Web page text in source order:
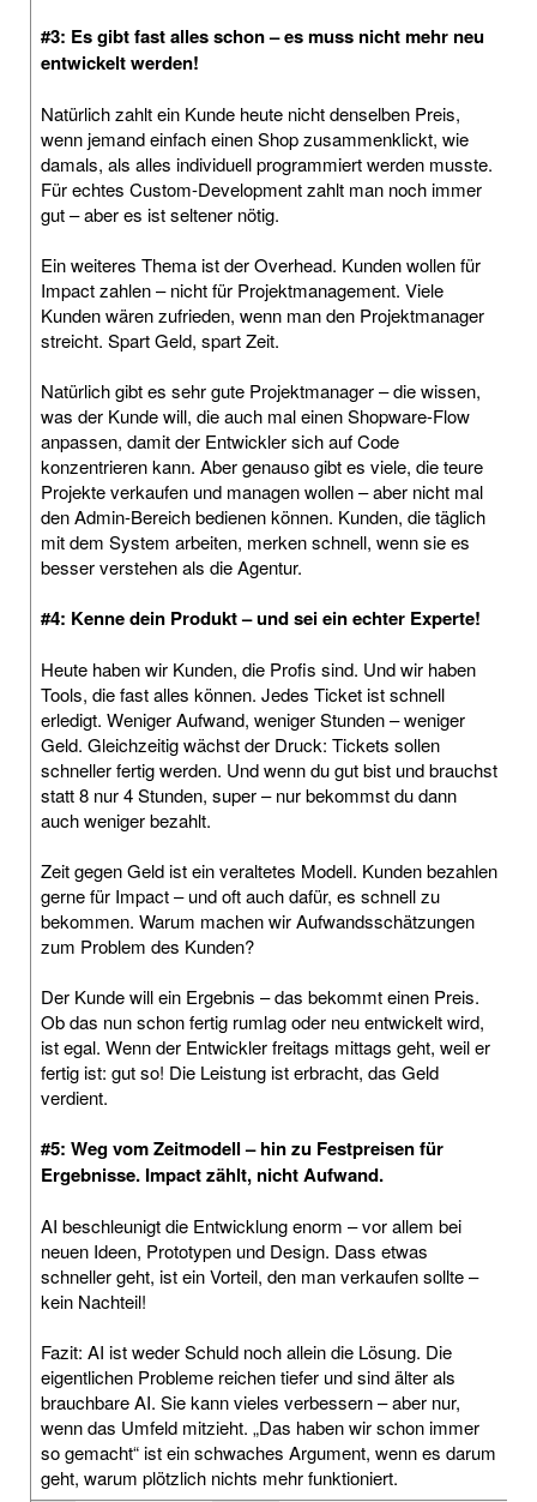
#3: Es gibt fast alles schon – es muss nicht mehr neu
entwickelt werden!
Natürlich zahlt ein Kunde heute nicht denselben Preis,
wenn jemand einfach einen Shop zusammenklickt, wie
damals, als alles individuell programmiert werden musste.
Für echtes Custom-Development zahlt man noch immer
gut – aber es ist seltener nötig.
Ein weiteres Thema ist der Overhead. Kunden wollen für
Impact zahlen – nicht für Projektmanagement. Viele
Kunden wären zufrieden, wenn man den Projektmanager
streicht. Spart Geld, spart Zeit.
Natürlich gibt es sehr gute Projektmanager – die wissen,
was der Kunde will, die auch mal einen Shopware-Flow
anpassen, damit der Entwickler sich auf Code
konzentrieren kann. Aber genauso gibt es viele, die teure
Projekte verkaufen und managen wollen – aber nicht mal
den Admin-Bereich bedienen können. Kunden, die täglich
mit dem System arbeiten, merken schnell, wenn sie es
besser verstehen als die Agentur.
#4: Kenne dein Produkt – und sei ein echter Experte!
Heute haben wir Kunden, die Profis sind. Und wir haben
Tools, die fast alles können. Jedes Ticket ist schnell
erledigt. Weniger Aufwand, weniger Stunden – weniger
Geld. Gleichzeitig wächst der Druck: Tickets sollen
schneller fertig werden. Und wenn du gut bist und brauchst
statt 8 nur 4 Stunden, super – nur bekommst du dann
auch weniger bezahlt.
Zeit gegen Geld ist ein veraltetes Modell. Kunden bezahlen
gerne für Impact – und oft auch dafür, es schnell zu
bekommen. Warum machen wir Aufwandsschätzungen
zum Problem des Kunden?
Der Kunde will ein Ergebnis – das bekommt einen Preis.
Ob das nun schon fertig rumlag oder neu entwickelt wird,
ist egal. Wenn der Entwickler freitags mittags geht, weil er
fertig ist: gut so! Die Leistung ist erbracht, das Geld
verdient.
#5: Weg vom Zeitmodell – hin zu Festpreisen für
Ergebnisse. Impact zählt, nicht Aufwand.
AI beschleunigt die Entwicklung enorm – vor allem bei
neuen Ideen, Prototypen und Design. Dass etwas
schneller geht, ist ein Vorteil, den man verkaufen sollte –
kein Nachteil!
Fazit: AI ist weder Schuld noch allein die Lösung. Die
eigentlichen Probleme reichen tiefer und sind älter als
brauchbare AI. Sie kann vieles verbessern – aber nur,
wenn das Umfeld mitzieht. „Das haben wir schon immer
so gemacht“ ist ein schwaches Argument, wenn es darum
geht, warum plötzlich nichts mehr funktioniert.